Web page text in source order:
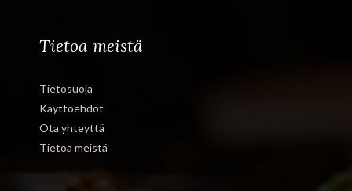
Tietoa meistä
Tietosuoja
Käyttöehdot
Ota yhteyttä
Tietoa meistä